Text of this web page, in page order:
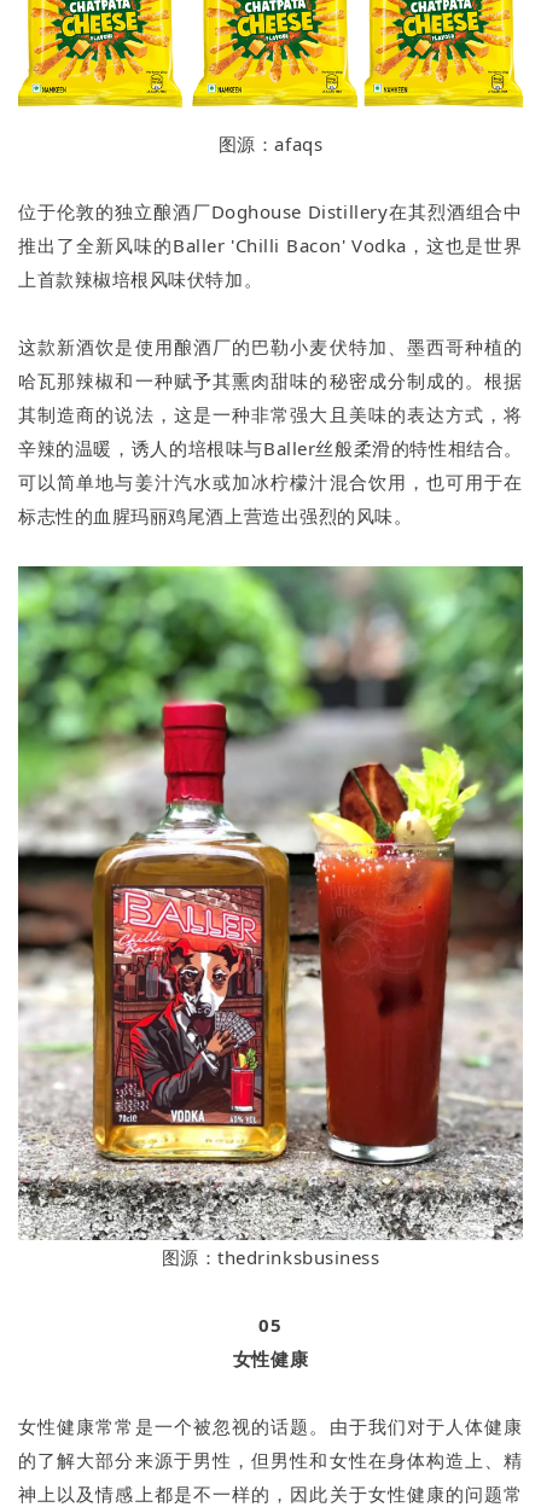
图源：afaqs
位于伦敦的独立酿酒厂Doghouse Distillery在其烈酒组合中
推出了全新风味的Baller 'Chilli Bacon' Vodka，这也是世界
上首款辣椒培根风味伏特加。
这款新酒饮是使用酿酒厂的巴勒小麦伏特加、墨西哥种植的
哈瓦那辣椒和一种赋予其熏肉甜味的秘密成分制成的。根据
其制造商的说法，这是一种非常强大且美味的表达方式，将
辛辣的温暖，诱人的培根味与Baller丝般柔滑的特性相结合。
可以简单地与姜汁汽水或加冰柠檬汁混合饮用，也可用于在
标志性的血腥玛丽鸡尾酒上营造出强烈的风味。
图源：thedrinksbusiness
05
女性健康
女性健康常常是一个被忽视的话题。由于我们对于人体健康
的了解大部分来源于男性，但男性和女性在身体构造上、精
神上以及情感上都是不一样的，因此关于女性健康的问题常